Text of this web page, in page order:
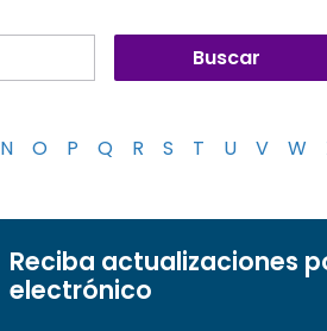
N O P Q R S T U V W
Reciba actualizaciones
electrónico